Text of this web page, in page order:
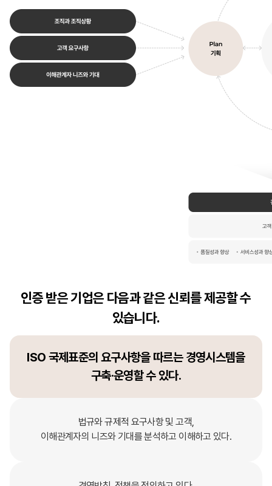
인증 받은 기업은 다음과 같은 신뢰를 제공할 수
있습니다.
ISO 국제표준의 요구사항을 따르는 경영시스템을
구축·운영할 수 있다.
법규와 규제적 요구사항 및 고객,
이해관계자의 니즈와 기대를 분석하고 이해하고 있다.